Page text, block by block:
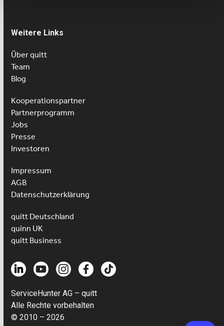
Weitere Links
Über quitt
Team
Blog
Kooperationspartner
Partnerprogramm
Jobs
Presse
Investoren
Impressum
AGB
Datenschutzerklärung
quitt Deutschland
quinn UK
quitt Business
ServiceHunter AG – quitt
Alle Rechte vorbehalten
© 2010 – 2026